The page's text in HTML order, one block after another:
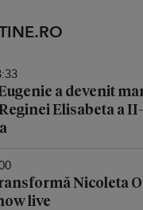
a devenit
Elisabeta a
Nicoleta
live